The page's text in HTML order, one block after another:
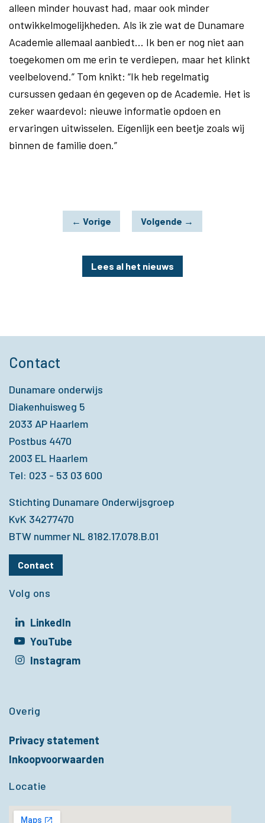
alleen minder houvast had, maar ook minder
ontwikkelmogelijkheden. Als ik zie wat de Dunamare
Academie allemaal aanbiedt... Ik ben er nog niet aan
toegekomen om me erin te verdiepen, maar het klinkt
veelbelovend.” Tom knikt: “Ik heb regelmatig
cursussen gedaan én gegeven op de Academie. Het is
zeker waardevol: nieuwe informatie opdoen en
ervaringen uitwisselen. Eígenlijk een beetje zoals wij
binnen de familie doen.”
← Vorige Volgende →
Lees al het nieuws
Contact
Dunamare onderwijs
Diakenhuisweg 5
2033 AP Haarlem
Postbus 4470
2003 EL Haarlem
Tel: 023 - 53 03 600
Stichting Dunamare Onderwijsgroep
KvK 34277470
BTW nummer NL 8182.17.078.B.01
Contact
Volg ons
LinkedIn
in een nieuw venster
YouTube
in een nieuw venster
Instagram
Overig
Privacy statement
Inkoopvoorwaarden
Locatie